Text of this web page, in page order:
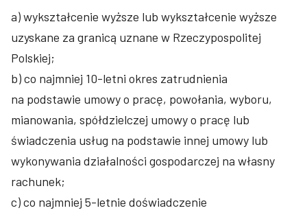
a) wykształcenie wyższe lub wykształcenie wyższe
uzyskane za granicą uznane w Rzeczypospolitej
Polskiej;
b) co najmniej 10-letni okres zatrudnienia
na podstawie umowy o pracę, powołania, wyboru,
mianowania, spółdzielczej umowy o pracę lub
świadczenia usług na podstawie innej umowy lub
wykonywania działalności gospodarczej na własny
rachunek;
c) co najmniej 5-letnie doświadczenie